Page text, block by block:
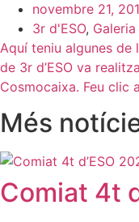
novembre 21,
3r d'ESO,
Aquí teniu algunes de
de 3r d’ESO va
Cosmocaixa. Feu clic
Més
Comiat 4t